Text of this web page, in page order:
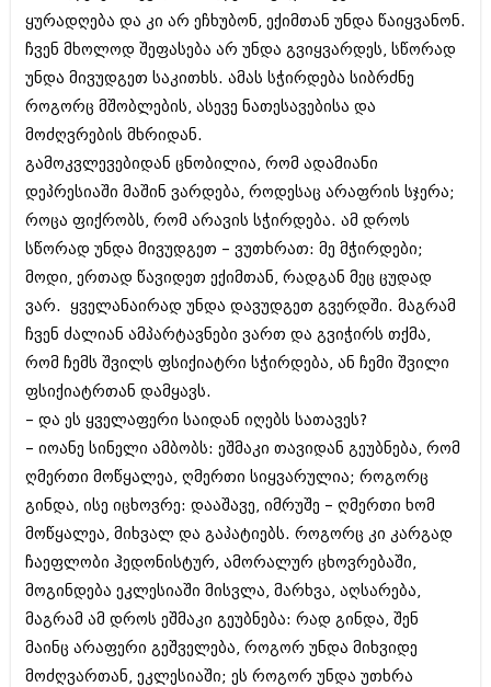
მაისი 2013 (259)
აპრილი 2013 (304)
მარტი 2013 (352)
თებერვალი 2013 (204)
იანვარი 2013 (334)
დეკემბერი 2012 (98)
ნოემბერი 2012 (295)
ოქტომბერი 2012 (350)
სექტემბერი 2012 (264)
აგვისტო 2012 (268)
ივნისი 2012 (282)
მაისი 2012 (240)
აპრილი 2012 (294)
მარტი 2012 (259)
თებერვალი 2012 (376)
იანვარი 2012 (322)
ნოემბერი 2011 (471)
ოქტომბერი 2011 (754)
სექტემბერი 2011 (407)
აგვისტო 2011 (249)
ივლისი 2011 (400)
ივნისი 2011 (438)
აპრილი 2011 (294)
მარტი 2011 (654)
თებერვალი 2011 (329)
იანვარი 2011 (647)
(157)
დეკემბერი 2010 (881)
ნოემბერი 2010 (422)
ყურადღება და კი არ ეჩხუბონ, ექიმთან უნდა წაიყვანონ.
ჩვენ მხოლოდ შეფასება არ უნდა გვიყვარდეს, სწორად
უნდა მივუდგეთ საკითხს. ამას სჭირდება სიბრძნე
როგორც მშობლების, ასევე ნათესავებისა და
მოძღვრების მხრიდან.
გამოკვლევებიდან ცნობილია, რომ ადამიანი
დეპრესიაში მაშინ ვარდება, როდესაც არაფრის სჯერა;
როცა ფიქრობს, რომ არავის სჭირდება. ამ დროს
სწორად უნდა მივუდგეთ – ვუთხრათ: მე მჭირდები;
მოდი, ერთად წავიდეთ ექიმთან, რადგან მეც ცუდად
ვარ. ყველანაირად უნდა დავუდგეთ გვერდში. მაგრამ
ჩვენ ძალიან ამპარტავნები ვართ და გვიჭირს თქმა,
რომ ჩემს შვილს ფსიქიატრი სჭირდება, ან ჩემი შვილი
ფსიქიატრთან დამყავს.
– და ეს ყველაფერი საიდან იღებს სათავეს?
– იოანე სინელი ამბობს: ეშმაკი თავიდან გეუბნება, რომ
ღმერთი მოწყალეა, ღმერთი სიყვარულია; როგორც
გინდა, ისე იცხოვრე: დააშავე, იმრუშე – ღმერთი ხომ
მოწყალეა, მიხვალ და გაპატიებს. როგორც კი კარგად
ჩაეფლობი ჰედონისტურ, ამორალურ ცხოვრებაში,
მოგინდება ეკლესიაში მისვლა, მარხვა, აღსარება,
მაგრამ ამ დროს ეშმაკი გეუბნება: რად გინდა, შენ
მაინც არაფერი გეშველება, როგორ უნდა მიხვიდე
მოძღვართან, ეკლესიაში; ეს როგორ უნდა უთხრა